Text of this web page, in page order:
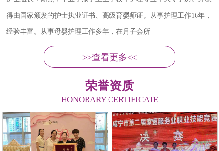
医学学士，儿科副主任医师。擅长儿科、新生儿科常见及危重疾病救
治，尤其对早产儿、(极)低出生体重儿、新生儿
>>查看更多<<
荣誉资质
HONORARY CERTIFICATE